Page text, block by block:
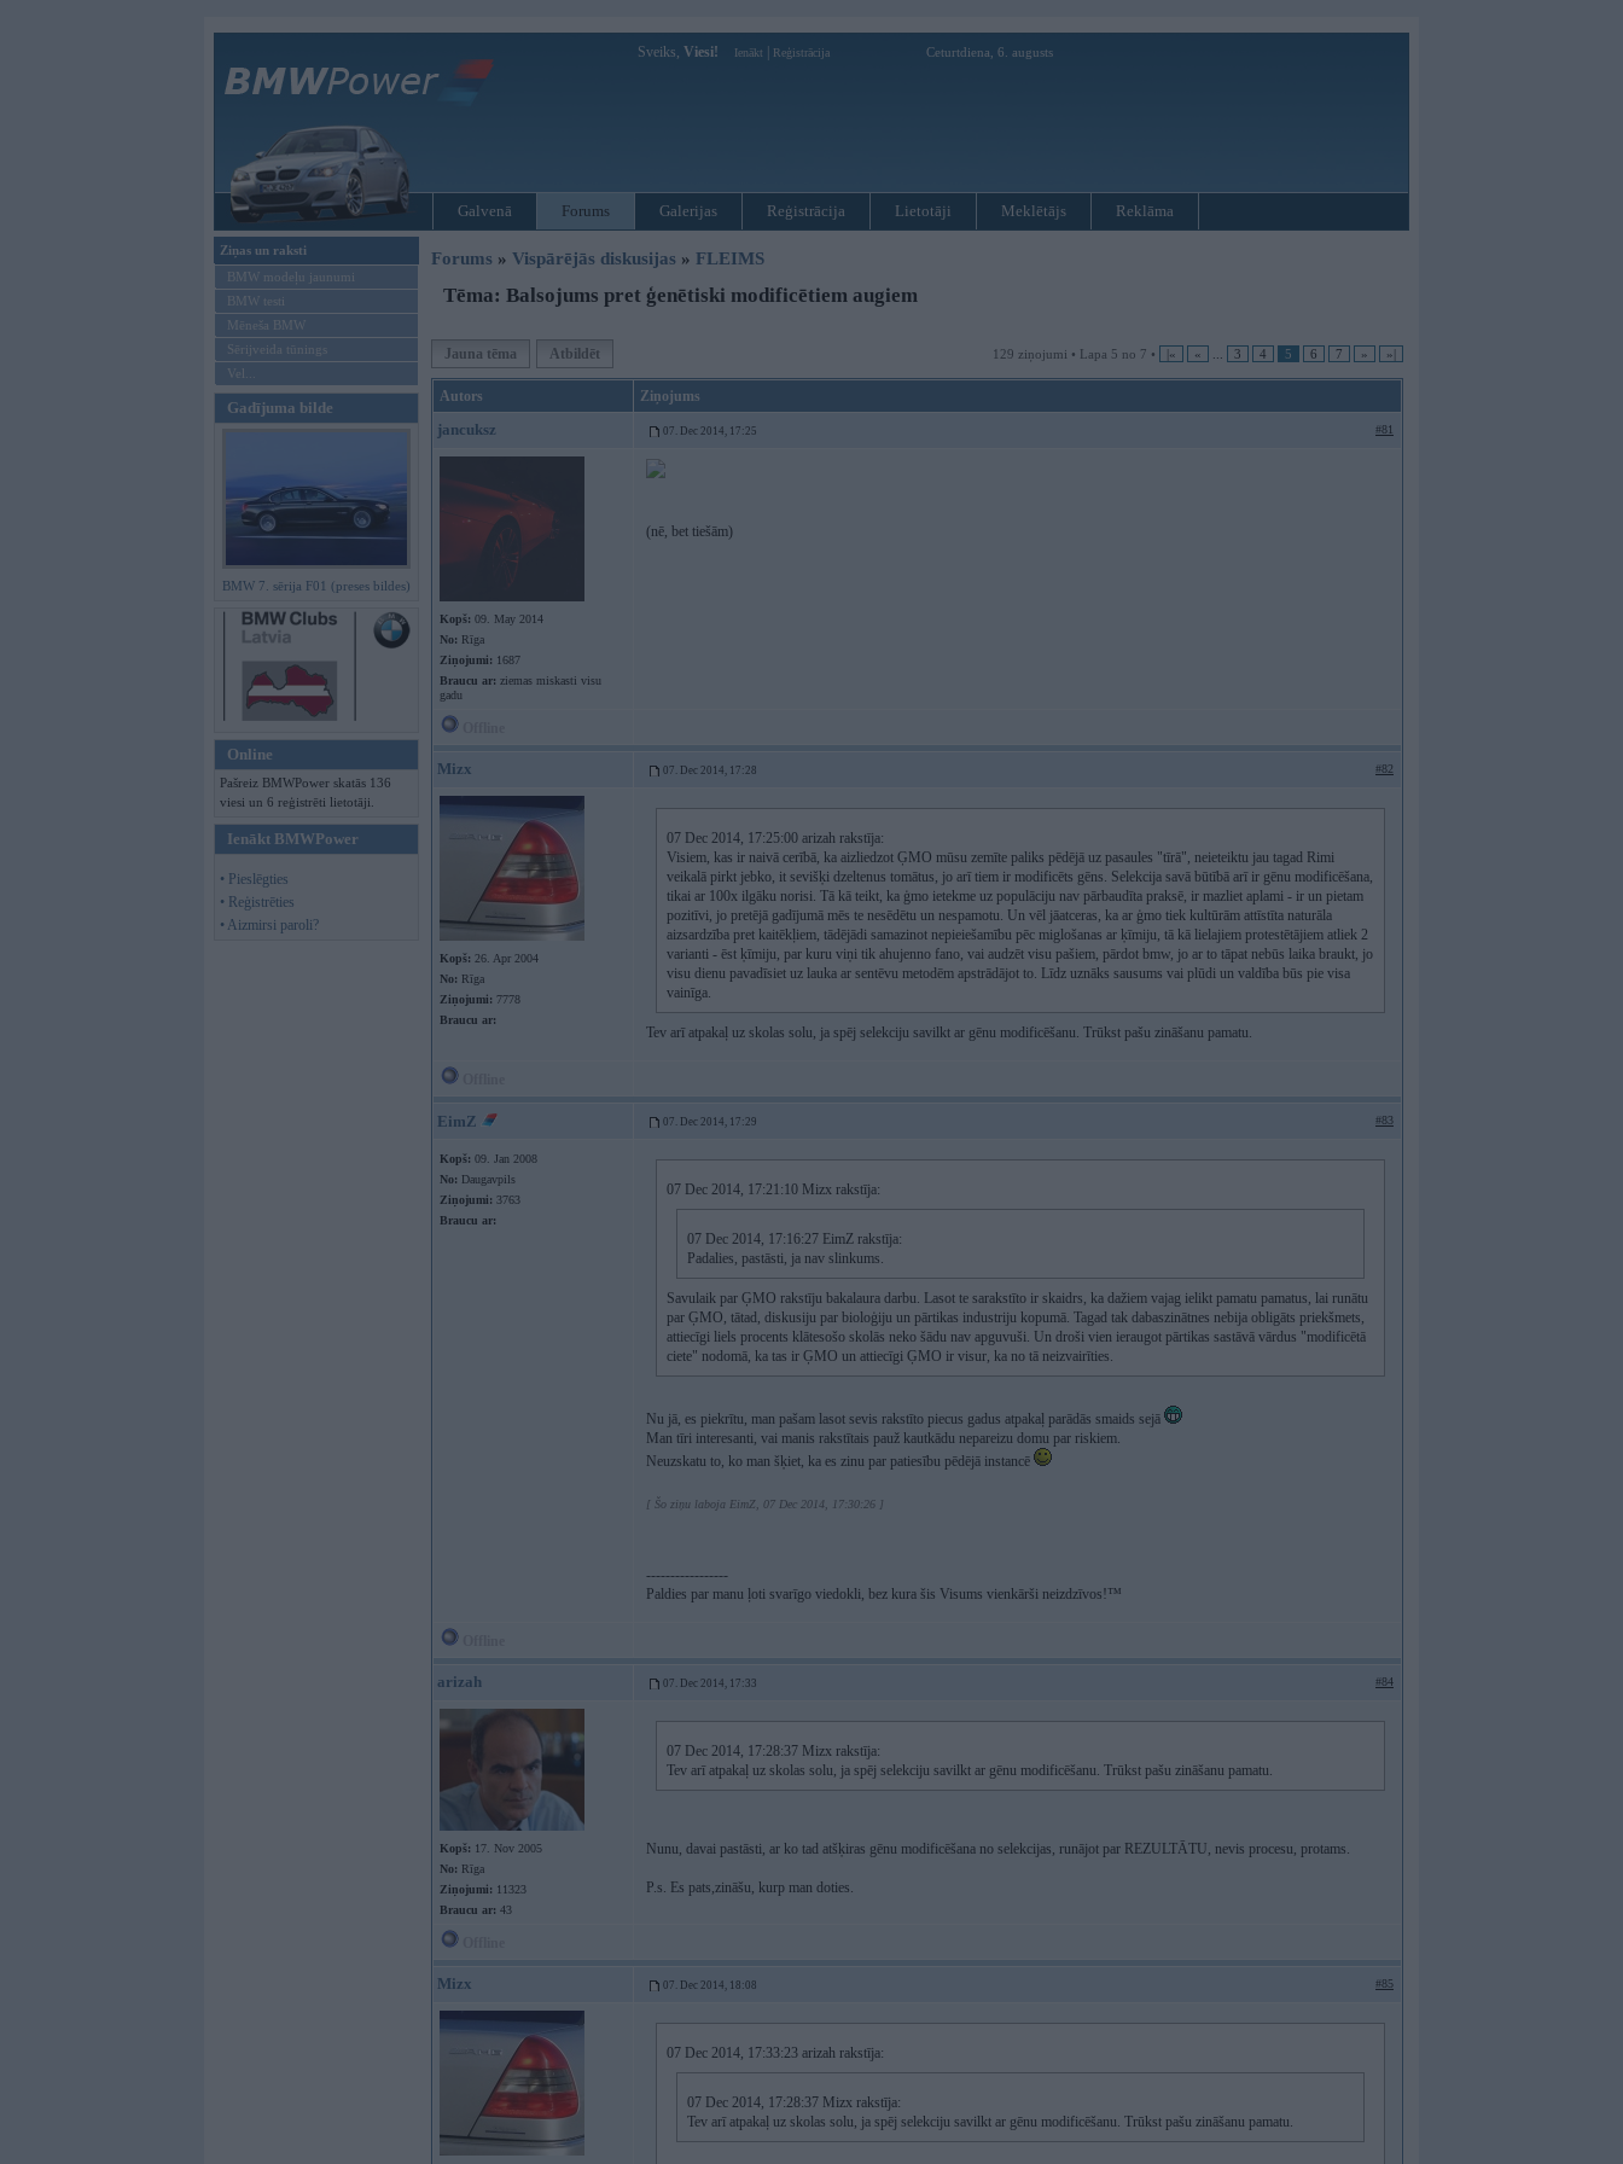
Sveiks, Viesi! Ienākt Reģistrācija Ceturtdiena, 6. augusts
Galvenā Forums Galerijas Reģistrācija Lietotāji Meklētājs Reklāma
Ziņas un raksti
BMW modeļu jaunumi
BMW testi
Mēneša BMW
Sērijveida tūnings
Vel...
Gadījuma bilde
BMW 7. sērija F01 (preses bildes)
Online
Pašreiz BMWPower skatās 136
viesi un 6 reģistrēti lietotāji.
Ienākt BMWPower
• Pieslēgties
• Reģistrēties
• Aizmirsi paroli?
Forums » Vispārējās diskusijas » FLEIMS
Tēma: Balsojums pret ģenētiski modificētiem augiem
Jauna tēma Atbildēt 129 ziņojumi • Lapa 5 no 7 • |« « 3 4 5 6 7 » »|
Autors Ziņojums
jancuksz 07. Dec 2014, 17:25 #81
Kopš: 09. May 2014
No: Rīga
Ziņojumi: 1687
Braucu ar: ziemas miskasti visu
gadu
(nē, bet tiešām)
Mizx 07. Dec 2014, 17:28 #82
Kopš: 26. Apr 2004
No: Rīga
Ziņojumi: 7778
Braucu ar:
07 Dec 2014, 17:25:00 arizah rakstīja:
Visiem, kas ir naivā cerībā, ka aizliedzot ĢMO mūsu zemīte paliks pēdējā uz pasaules "tīrā", neieteiktu jau tagad Rimi
veikalā pirkt jebko, it sevišķi dzeltenus tomātus, jo arī tiem ir modificēts gēns. Selekcija savā būtībā arī ir gēnu modificēšana,
tikai ar 100x ilgāku norisi. Tā kā teikt, ka ģmo ietekme uz populāciju nav pārbaudīta praksē, ir mazliet aplami - ir un pietam
pozitīvi, jo pretējā gadījumā mēs te nesēdētu un nespamotu. Un vēl jāatceras, ka ar ģmo tiek kultūrām attīstīta naturāla
aizsardzība pret kaitēkļiem, tādējādi samazinot nepieiešamību pēc miglošanas ar ķīmiju, tā kā lielajiem protestētājiem atliek 2
varianti - ēst ķīmiju, par kuru viņi tik ahujenno fano, vai audzēt visu pašiem, pārdot bmw, jo ar to tāpat nebūs laika braukt, jo
visu dienu pavadīsiet uz lauka ar sentēvu metodēm apstrādājot to. Līdz uznāks sausums vai plūdi un valdība būs pie visa
vainīga.
Tev arī atpakaļ uz skolas solu, ja spēj selekciju savilkt ar gēnu modificēšanu. Trūkst pašu zināšanu pamatu.
EimZ 07. Dec 2014, 17:29 #83
Kopš: 09. Jan 2008
No: Daugavpils
Ziņojumi: 3763
Braucu ar:
07 Dec 2014, 17:21:10 Mizx rakstīja:
07 Dec 2014, 17:16:27 EimZ rakstīja:
Padalies, pastāsti, ja nav slinkums.
Savulaik par ĢMO rakstīju bakalaura darbu. Lasot te sarakstīto ir skaidrs, ka dažiem vajag ielikt pamatu pamatus, lai runātu
par ĢMO, tātad, diskusiju par bioloģiju un pārtikas industriju kopumā. Tagad tak dabaszinātnes nebija obligāts priekšmets,
attiecīgi liels procents klātesošo skolās neko šādu nav apguvuši. Un droši vien ieraugot pārtikas sastāvā vārdus "modificētā
ciete" nodomā, ka tas ir ĢMO un attiecīgi ĢMO ir visur, ka no tā neizvairīties.
Nu jā, es piekrītu, man pašam lasot sevis rakstīto piecus gadus atpakaļ parādās smaids sejā
Man tīri interesanti, vai manis rakstītais pauž kautkādu nepareizu domu par riskiem.
Neuzskatu to, ko man šķiet, ka es zinu par patiesību pēdējā instancē
[ Šo ziņu laboja EimZ, 07 Dec 2014, 17:30:26 ]
-----------------
Paldies par manu ļoti svarīgo viedokli, bez kura šis Visums vienkārši neizdzīvos!™
arizah 07. Dec 2014, 17:33 #84
Kopš: 17. Nov 2005
No: Rīga
Ziņojumi: 11323
Braucu ar: 43
07 Dec 2014, 17:28:37 Mizx rakstīja:
Tev arī atpakaļ uz skolas solu, ja spēj selekciju savilkt ar gēnu modificēšanu. Trūkst pašu zināšanu pamatu.
Nunu, davai pastāsti, ar ko tad atšķiras gēnu modificēšana no selekcijas, runājot par REZULTĀTU, nevis procesu, protams.
P.s. Es pats,zināšu, kurp man doties.
Mizx 07. Dec 2014, 18:08 #85
07 Dec 2014, 17:33:23 arizah rakstīja:
07 Dec 2014, 17:28:37 Mizx rakstīja:
Tev arī atpakaļ uz skolas solu, ja spēj selekciju savilkt ar gēnu modificēšanu. Trūkst pašu zināšanu pamatu.